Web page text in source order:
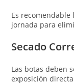
Es
jornada para
Secado
Las botas deben
exposición